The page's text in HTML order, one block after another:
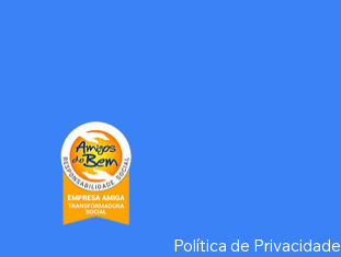
Política de Privacidade